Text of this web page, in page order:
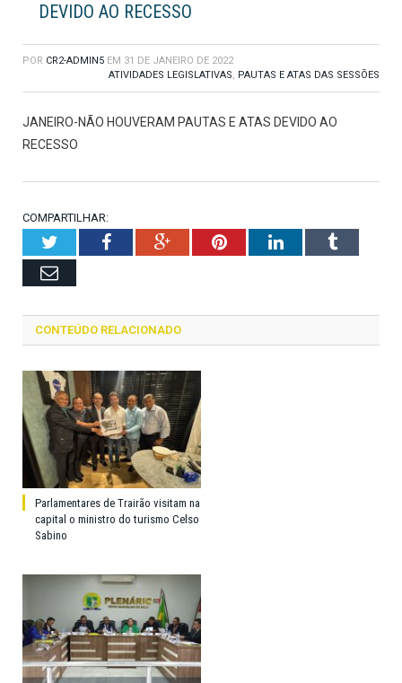
DEVIDO AO RECESSO
POR CR2-ADMIN5 EM 31 DE JANEIRO DE 2022
ATIVIDADES LEGISLATIVAS, PAUTAS E ATAS DAS SESSÕES
JANEIRO-NÃO HOUVERAM PAUTAS E ATAS DEVIDO AO
RECESSO
COMPARTILHAR:
TwitterFacebookGoogle+PinterestLinkedInTumblr
Email
CONTEÚDO RELACIONADO
Parlamentares de Trairão visitam na
capital o ministro do turismo Celso
Sabino